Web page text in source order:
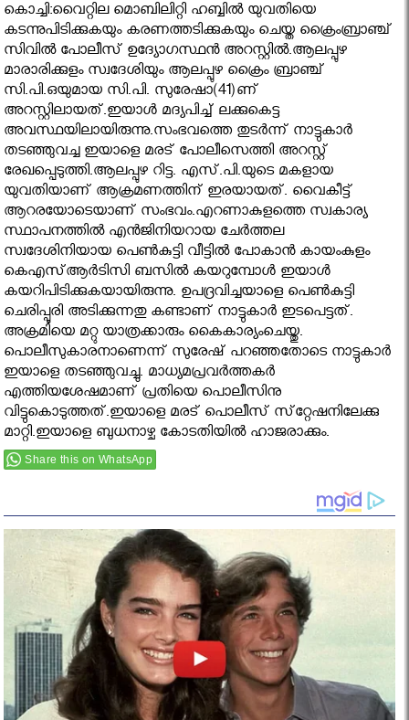
കൊച്ചി:വൈറ്റില മൊബിലിറ്റി ഹബ്ബില്‍ യുവതിയെ
കടന്നുപിടിക്കുകയും കരണത്തടിക്കുകയും ചെയ്ത ക്രൈംബ്രാഞ്ച്
സിവില്‍ പോലീസ് ഉദ്യോഗസ്ഥന്‍ അറസ്റ്റില്‍.ആലപ്പുഴ
മാരാരിക്കുളം സ്വദേശിയും ആലപ്പുഴ ക്രൈം ബ്രാഞ്ച്
സി.പി.ഒയുമായ സി.പി. സുരേഷാ(41)ണ്
അറസ്റ്റിലായത്.ഇയാള്‍ മദ്യപിച്ച് ലക്കുകെട്ട
അവസ്ഥയിലായിരുന്നു.സംഭവത്തെ തുടര്‍ന്ന് നാട്ടുകാര്‍
തടഞ്ഞുവച്ച ഇയാളെ മരട് പോലീസെത്തി അറസ്റ്റ്
രേഖപ്പെടുത്തി.ആലപ്പുഴ റിട്ട. എസ്.പി.യുടെ മകളായ
യുവതിയാണ് ആക്രമണത്തിന് ഇരയായത്. വൈകീട്ട്
ആറരയോടെയാണ് സംഭവം.എറണാകുളത്തെ സ്വകാര്യ
സ്ഥാപനത്തില്‍ എന്‍ജിനിയറായ ചേര്‍ത്തല
സ്വദേശിനിയായ പെണ്‍കുട്ടി വീട്ടില്‍ പോകാന്‍ കായംകുളം
കെഎസ്ആര്‍ടിസി ബസില്‍ കയറുമ്പോള്‍ ഇയാള്‍
കയറിപിടിക്കുകയായിരുന്നു. ഉപദ്രവിച്ചയാളെ പെണ്‍കുട്ടി
ചെരിപ്പൂരി അടിക്കുന്നതു കണ്ടാണ് നാട്ടുകാര്‍ ഇടപെട്ടത്.
അക്രമിയെ മറ്റു യാത്രക്കാരും കൈകാര്യംചെയ്തു.
പൊലീസുകാരനാണെന്ന് സുരേഷ് പറഞ്ഞതോടെ നാട്ടുകാര്‍
ഇയാളെ തടഞ്ഞുവച്ചു. മാധ്യമപ്രവര്‍ത്തകര്‍
എത്തിയശേഷമാണ് പ്രതിയെ പൊലീസിനു
വിട്ടുകൊടുത്തത്.ഇയാളെ മരട് പൊലീസ് സ്‌റ്റേഷനിലേക്കു
മാറ്റി.ഇയാളെ ബുധനാഴ്ച കോടതിയില്‍ ഹാജരാക്കും.
Share this on WhatsApp